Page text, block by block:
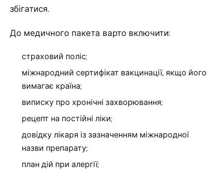
збігатися.
До медичного пакета варто включити:
страховий поліс;
міжнародний сертифікат вакцинації, якщо його
вимагає країна;
виписку про хронічні захворювання;
рецепт на постійні ліки;
довідку лікаря із зазначенням міжнародної
назви препарату;
план дій при алергії;